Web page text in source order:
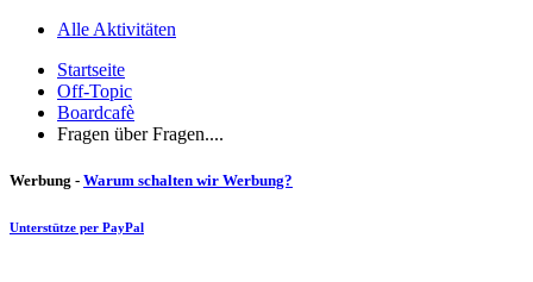
Alle Aktivitäten
Startseite
Off-Topic
Boardcafè
Fragen über Fragen....
Werbung - Warum schalten wir Werbung?
Unterstütze per PayPal